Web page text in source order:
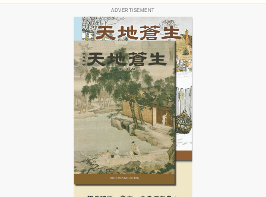
ADVERTISEMENT